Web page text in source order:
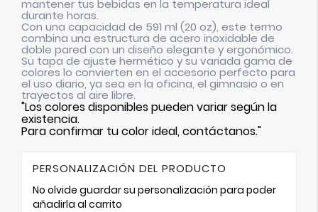
mantener tus bebidas en la temperatura ideal
durante horas.
Con una capacidad de 591 ml (20 oz), este termo
combina una estructura de acero inoxidable de
doble pared con un diseño elegante y ergonómico.
Su tapa de ajuste hermético y su variada gama de
colores lo convierten en el accesorio perfecto para
el uso diario, ya sea en la oficina, el gimnasio o en
trayectos al aire libre.
"Los colores disponibles pueden variar según la
existencia.
Para confirmar tu color ideal, contáctanos."
PERSONALIZACIÓN DEL PRODUCTO
No olvide guardar su personalización para poder
añadirla al carrito